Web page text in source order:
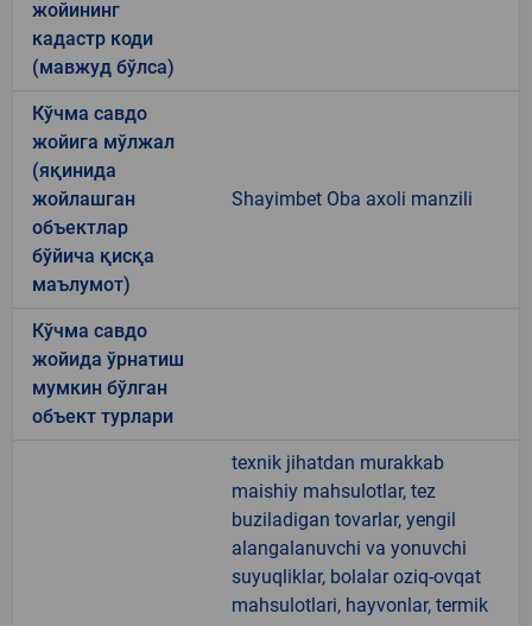
жойининг
кадастр коди
(мавжуд бўлса)
Кўчма савдо
жойига мўлжал
(яқинида
жойлашган
объектлар
бўйича қисқа
маълумот)
Shayimbet Oba axoli manzili
Кўчма савдо
жойида ўрнатиш
мумкин бўлган
объект турлари
texnik jihatdan murakkab
maishiy mahsulotlar, tez
buziladigan tovarlar, yengil
alangalanuvchi va yonuvchi
suyuqliklar, bolalar oziq-ovqat
mahsulotlari, hayvonlar, termik